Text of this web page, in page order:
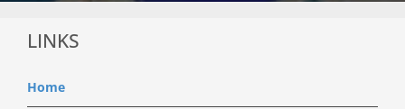
LINKS
Home